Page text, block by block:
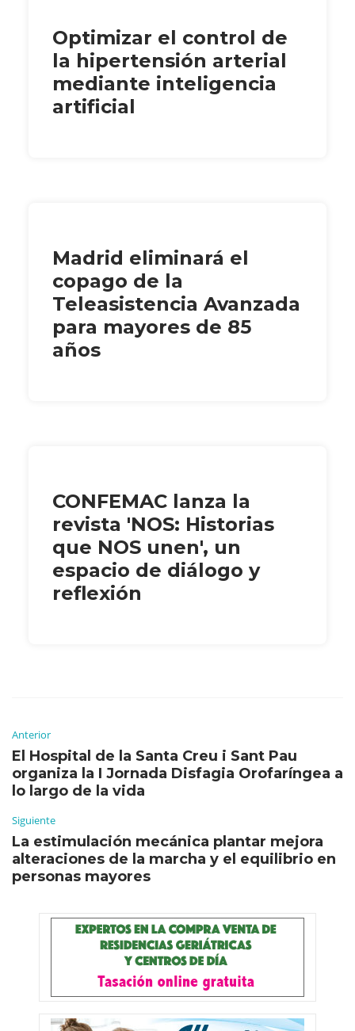
Optimizar el control de
la hipertensión arterial
mediante inteligencia
artificial
Madrid eliminará el
copago de la
Teleasistencia Avanzada
para mayores de 85
años
CONFEMAC lanza la
revista 'NOS: Historias
que NOS unen', un
espacio de diálogo y
reflexión
Anterior
El Hospital de la Santa Creu i Sant Pau
organiza la I Jornada Disfagia Orofaríngea a
lo largo de la vida
Siguiente
La estimulación mecánica plantar mejora
alteraciones de la marcha y el equilibrio en
personas mayores